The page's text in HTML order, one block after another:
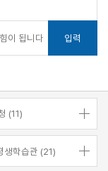
입력
(11)
생학습관 (21)